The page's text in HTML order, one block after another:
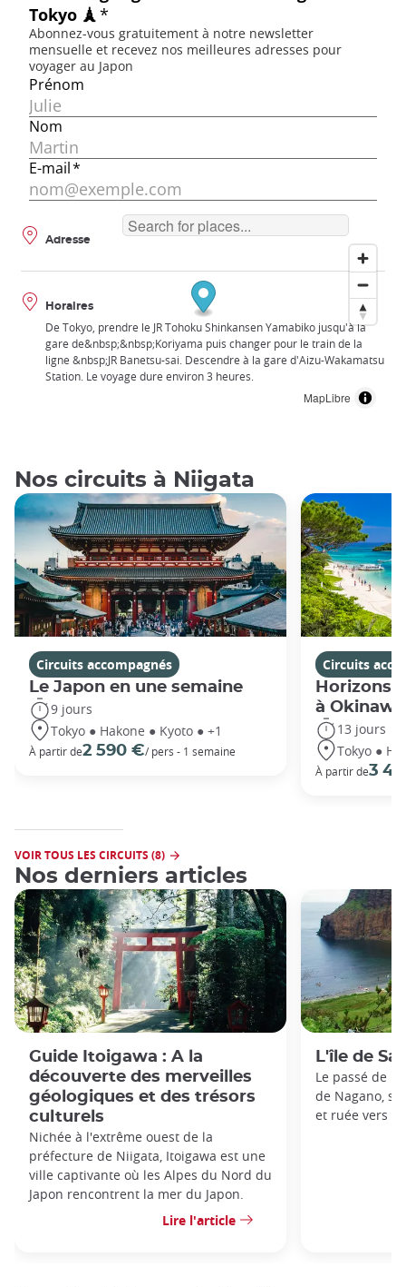
MapLibre
Adresse
Horaires
De Tokyo, prendre le JR Tohoku Shinkansen Yamabiko jusqu'à la
gare de&nbsp;&nbsp;Koriyama puis changer pour le train de la
ligne &nbsp;JR Banetsu-sai. Descendre à la gare d'Aizu-Wakamatsu
Station. Le voyage dure environ 3 heures.
Nos circuits à Niigata
Circuits accompagnés
Le Japon en une semaine
9 jours
Tokyo ● Hakone ● Kyoto ● +1
À partir de2 590 €/ pers - 1 semaine
Circuits
Horizons
à Okinawa
13 jours
Tokyo ●
À partir de3
VOIR TOUS LES CIRCUITS (8)
Nos derniers articles
Guide Itoigawa : A la
découverte des merveilles
géologiques et des trésors
culturels
Nichée à l'extrême ouest de la
préfecture de Niigata, Itoigawa est une
ville captivante où les Alpes du Nord du
Japon rencontrent la mer du Japon.
Lire l'article
L'île de
Le passé de
de Nagano,
et ruée vers